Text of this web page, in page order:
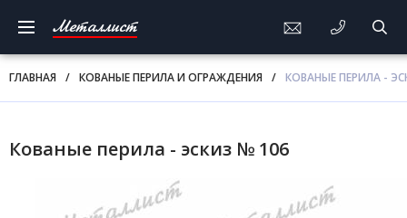
Металлист
ГЛАВНАЯ / КОВАНЫЕ ПЕРИЛА И ОГРАЖДЕНИЯ / КОВАНЫЕ ПЕРИЛА -
Кованые перила - эскиз № 106